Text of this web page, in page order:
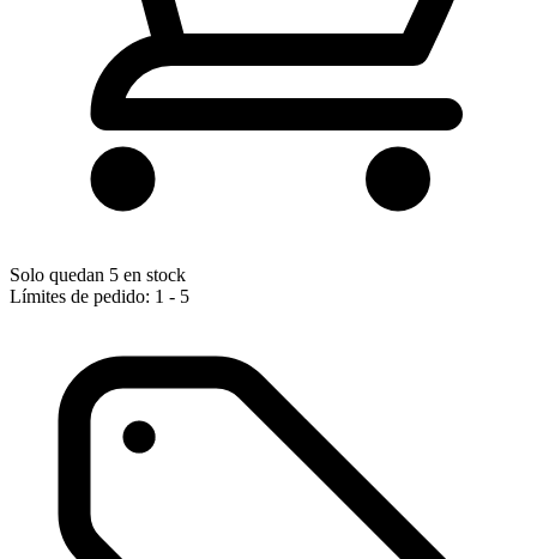
Solo quedan 5 en stock
Límites de pedido: 1 - 5